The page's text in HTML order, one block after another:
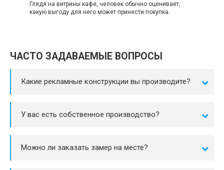
Глядя на витрины кафе, человек обычно оценивает,
какую выгоду для него может принести покупка.
ЧАСТО ЗАДАВАЕМЫЕ ВОПРОСЫ
Какие рекламные конструкции вы производите?
У вас есть собственное производство?
Можно ли заказать замер на месте?